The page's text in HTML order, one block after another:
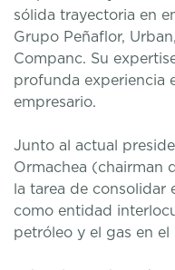
sólida trayectoria en
Grupo Peñaflor,
Companc. Su
profunda experiencia
empresario.
Junto al actual
Ormachea (chairman
la tarea de consolidar
como entidad
petróleo y el gas en el